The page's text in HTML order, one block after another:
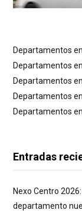
Departamentos
Departamentos
Departamentos
Departamentos
Departamentos
Entradas
Nexo Centro
departamento